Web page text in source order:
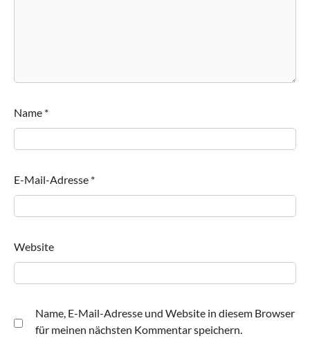
Name *
E-Mail-Adresse *
Website
Name, E-Mail-Adresse und Website in diesem Browser
für meinen nächsten Kommentar speichern.